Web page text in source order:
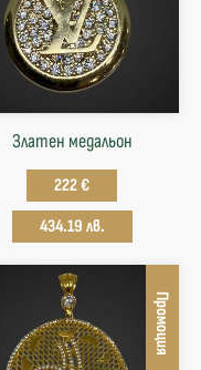
Златен медальон
222 €
434.19 лв.
Промоция